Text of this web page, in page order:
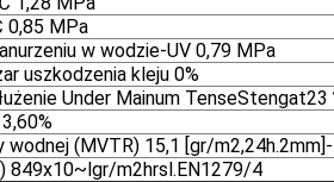
MPa
w wodzie-UV 0,79 MPa
uszkodzenia kleju 0%
Under Mainum
(MVTR) 15,1 [gr/
849x10~lgr/m2hrsl.EN1279/4